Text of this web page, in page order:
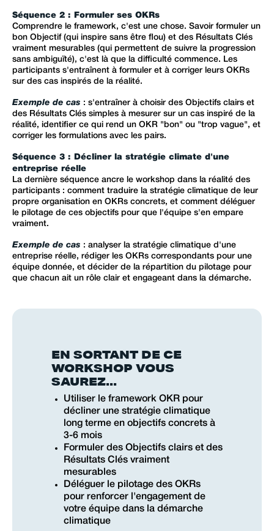
Séquence 2 : Formuler ses OKRs
Comprendre le framework, c'est une chose. Savoir formuler un
bon Objectif (qui inspire sans être flou) et des Résultats Clés
vraiment mesurables (qui permettent de suivre la progression
sans ambiguïté), c'est là que la difficulté commence. Les
participants s'entraînent à formuler et à corriger leurs OKRs
sur des cas inspirés de la réalité.
Exemple de cas : s'entraîner à choisir des Objectifs clairs et
des Résultats Clés simples à mesurer sur un cas inspiré de la
réalité, identifier ce qui rend un OKR "bon" ou "trop vague", et
corriger les formulations avec les pairs.
Séquence 3 : Décliner la stratégie climate d'une
entreprise réelle
La dernière séquence ancre le workshop dans la réalité des
participants : comment traduire la stratégie climatique de leur
propre organisation en OKRs concrets, et comment déléguer
le pilotage de ces objectifs pour que l'équipe s'en empare
vraiment.
Exemple de cas : analyser la stratégie climatique d'une
entreprise réelle, rédiger les OKRs correspondants pour une
équipe donnée, et décider de la répartition du pilotage pour
que chacun ait un rôle clair et engageant dans la démarche.
EN SORTANT DE CE
WORKSHOP VOUS
SAUREZ...
Utiliser le framework OKR pour
décliner une stratégie climatique
long terme en objectifs concrets à
3-6 mois
Formuler des Objectifs clairs et des
Résultats Clés vraiment
mesurables
Déléguer le pilotage des OKRs
pour renforcer l'engagement de
votre équipe dans la démarche
climatique